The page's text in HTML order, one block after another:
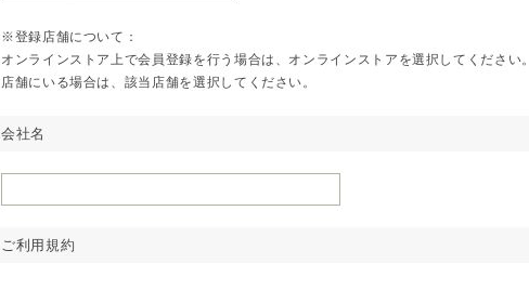
※登録店舗について：
オンラインストア上で会員登録を行う場合は、オンラインストアを選択してください。
店舗にいる場合は、該当店舗を選択してください。
会社名
ご利用規約